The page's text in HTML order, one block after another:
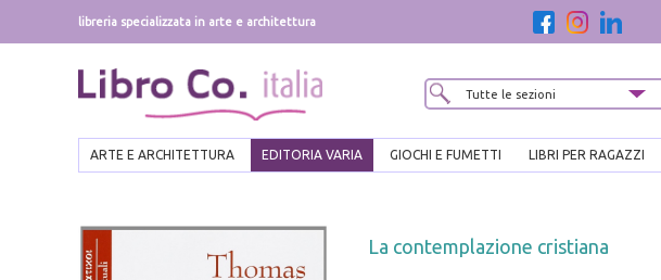
libreria specializzata in arte e architettura
ARTE E ARCHITETTURA EDITORIA VARIA GIOCHI E FUMETTI LIBRI PER RAGAZZI
La contemplazione cristiana